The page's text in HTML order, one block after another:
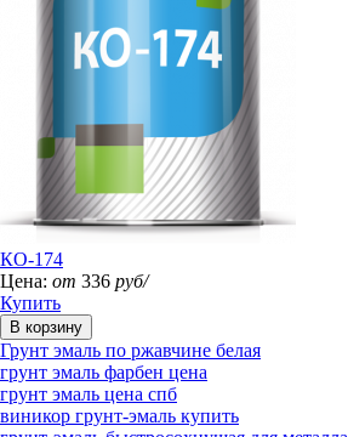
КО-174
Цена: от 336 руб/
Купить
Грунт эмаль по ржавчине белая
грунт эмаль фарбен цена
грунт эмаль цена спб
виникор грунт-эмаль купить